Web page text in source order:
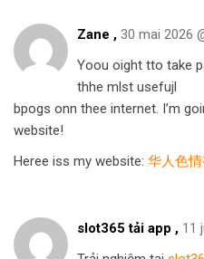
Zane , 30 mai 2026
Yoou oight tto take
thhe mlst usefujl
bpogs onn thee internet. I’m
website!
Heree iss my website: 华人色
slot365 tải app , 11